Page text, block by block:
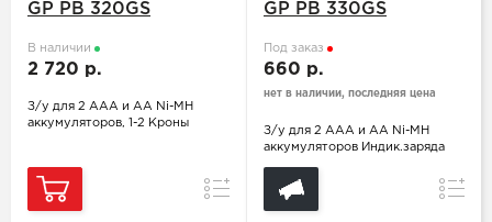
GP PB 320GS
В наличии
2 720 р.
З/у для 2 AAA и АА Ni-MH
аккумуляторов, 1-2 Кроны
Сравнение
GP PB 330GS
Под заказ
660 р.
нет в наличии, последняя цена
З/у для 2 AAA и АА Ni-MH
аккумуляторов Индик.заряда